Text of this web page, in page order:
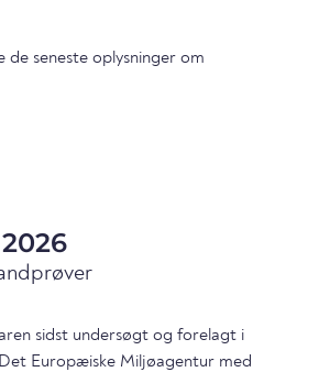
de seneste oplysninger om
sidst undersøgt og forelagt i
Europæiske Miljøagentur med